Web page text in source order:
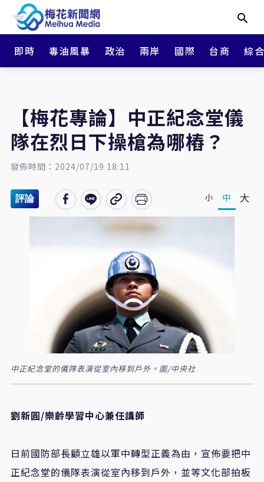
即時 毒油風暴 政治 兩岸 國際 台商 綜
【梅花專論】中正紀念堂儀
隊在烈日下操槍為哪樁？
發佈時間：2024/07/19 18:11
評論 小 中 大
中正紀念堂的儀隊表演從室內移到戶外。圖/中央社
劉新圓/樂齡學習中心兼任講師
日前國防部長顧立雄以軍中轉型正義為由，宣佈要把中
正紀念堂的儀隊表演從室內移到戶外，並等文化部拍板